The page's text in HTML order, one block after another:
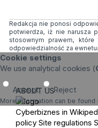
Redakcja nie ponosi
potwierdza, iż nie narusza
stosownym prawem,
odpowiedzialność za
Cookie settings
We use analytical cookies (
Accept Reject
More information can be found
ABOUT US
Cyberbiznes in
policy Site regulations